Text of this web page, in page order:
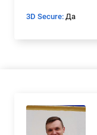
3D Secure: Да